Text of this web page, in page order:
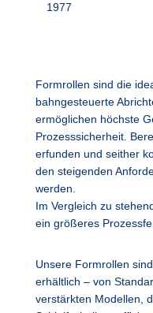
1977
Formrollen sind die
bahngesteuerte
ermöglichen höchste
Prozesssicherheit.
erfunden und seither
den steigenden
werden.
Im Vergleich zu
ein größeres
Unsere Formrollen
erhältlich – von
verstärkten Modellen,